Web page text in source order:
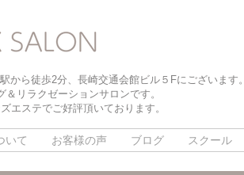
ら徒歩2分、長崎交通会館ビル５Fにございます。
リラクゼーションサロンです。
エステでご好評頂いております。
いて お客様の声 ブログ スクール